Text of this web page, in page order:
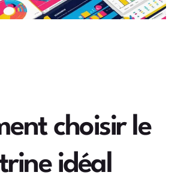
choisir le
idéal